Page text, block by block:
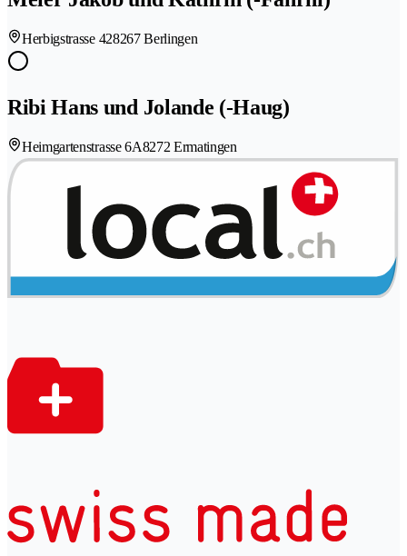
Herbigstrasse 428267 Berlingen
Ribi Hans und Jolande (-Haug)
Heimgartenstrasse 6A8272 Ermatingen